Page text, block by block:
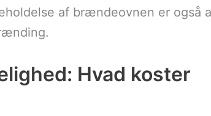
af brændeovnen er også
Hvad koster